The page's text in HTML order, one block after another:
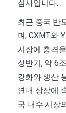
심사입니다.
최근 중국 반
며, CXMT와
시장에 충격
상반기, 약 6
강화와 생산
연내 상장에
국 내수 시장